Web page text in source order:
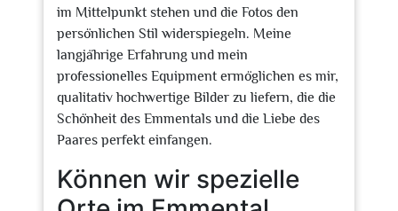
im Mittelpunkt stehen und die Fotos den
persönlichen Stil widerspiegeln. Meine
langjährige Erfahrung und mein
professionelles Equipment ermöglichen es mir,
qualitativ hochwertige Bilder zu liefern, die die
Schönheit des Emmentals und die Liebe des
Paares perfekt einfangen.
Können wir spezielle